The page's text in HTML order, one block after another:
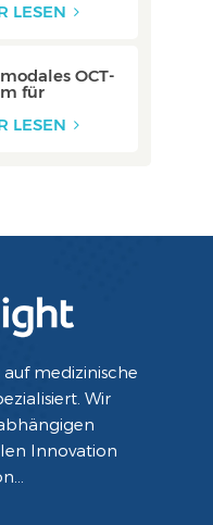
LESEN
OCT-
für
LESEN
medizinische
Wir
Innovation